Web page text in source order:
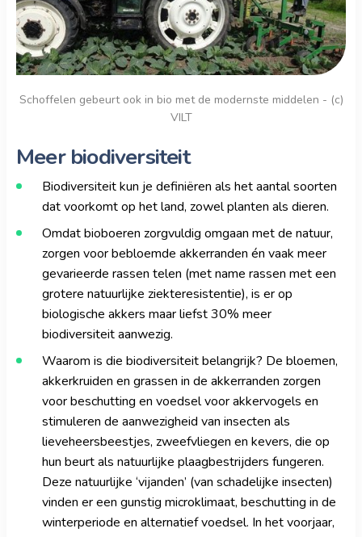
Schoffelen gebeurt ook in bio met de modernste middelen - (c)
VILT
Meer biodiversiteit
Biodiversiteit kun je definiëren als het aantal soorten
dat voorkomt op het land, zowel planten als dieren.
Omdat bioboeren zorgvuldig omgaan met de natuur,
zorgen voor bebloemde akkerranden én vaak meer
gevarieerde rassen telen (met name rassen met een
grotere natuurlijke ziekteresistentie), is er op
biologische akkers maar liefst 30% meer
biodiversiteit aanwezig.
Waarom is die biodiversiteit belangrijk? De bloemen,
akkerkruiden en grassen in de akkerranden zorgen
voor beschutting en voedsel voor akkervogels en
stimuleren de aanwezigheid van insecten als
lieveheersbeestjes, zweefvliegen en kevers, die op
hun beurt als natuurlijke plaagbestrijders fungeren.
Deze natuurlijke ‘vijanden’ (van schadelijke insecten)
vinden er een gunstig microklimaat, beschutting in de
winterperiode en alternatief voedsel. In het voorjaar,